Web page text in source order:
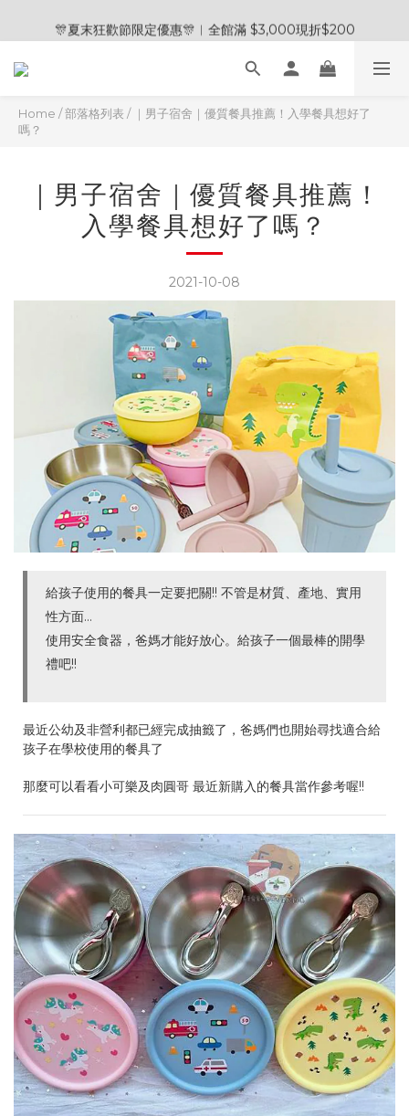
🎊夏末狂歡節限定優惠🎊︱全館滿 $3,000現折$200
🎊夏末狂歡節限定優惠🎊︱全館滿 $3,000現折$200
💰加入會員領取＄100購物金💰
Home /部落格列表 / ｜男子宿舍｜優質餐具推薦！入學餐具想好了
嗎？
｜男子宿舍｜優質餐具推薦！
入學餐具想好了嗎？
2021-10-08
給孩子使用的餐具一定要把關!! 不管是材質、產地、實用
性方面…
使用安全食器，爸媽才能好放心。給孩子一個最棒的開學
禮吧!!
最近公幼及非營利都已經完成抽籤了，爸媽們也開始尋找適合給
孩子在學校使用的餐具了
那麼可以看看小可樂及肉圓哥 最近新購入的餐具當作參考喔!!